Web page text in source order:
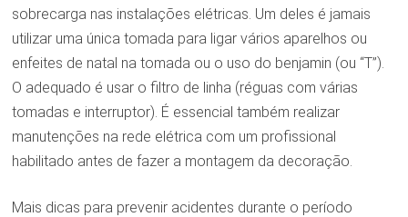
sobrecarga nas instalações elétricas. Um deles é jamais
utilizar uma única tomada para ligar vários aparelhos ou
enfeites de natal na tomada ou o uso do benjamin (ou “T”).
O adequado é usar o filtro de linha (réguas com várias
tomadas e interruptor). É essencial também realizar
manutenções na rede elétrica com um profissional
habilitado antes de fazer a montagem da decoração.
Mais dicas para prevenir acidentes durante o período